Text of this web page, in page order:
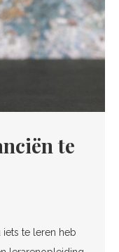
te
iets te leren heb